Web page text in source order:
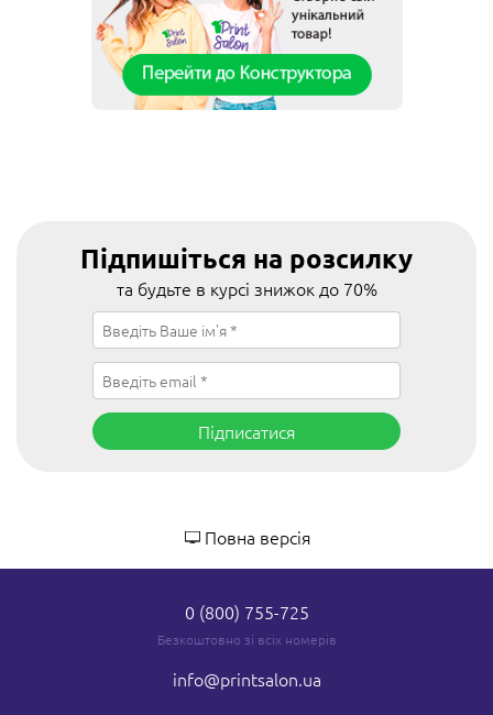
Підпишіться на розсилку
та будьте в курсі знижок до 70%
Підписатися
Повна версія
0 (800) 755-725
Безкоштовно зі всіх номерів
info@printsalon.ua